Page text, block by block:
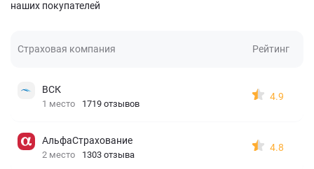
наших покупателей
Страховая компания Рейтинг
ВСК
1 место 1719 отзывов
4.9
АльфаСтрахование
2 место 1303 отзыва
4.8